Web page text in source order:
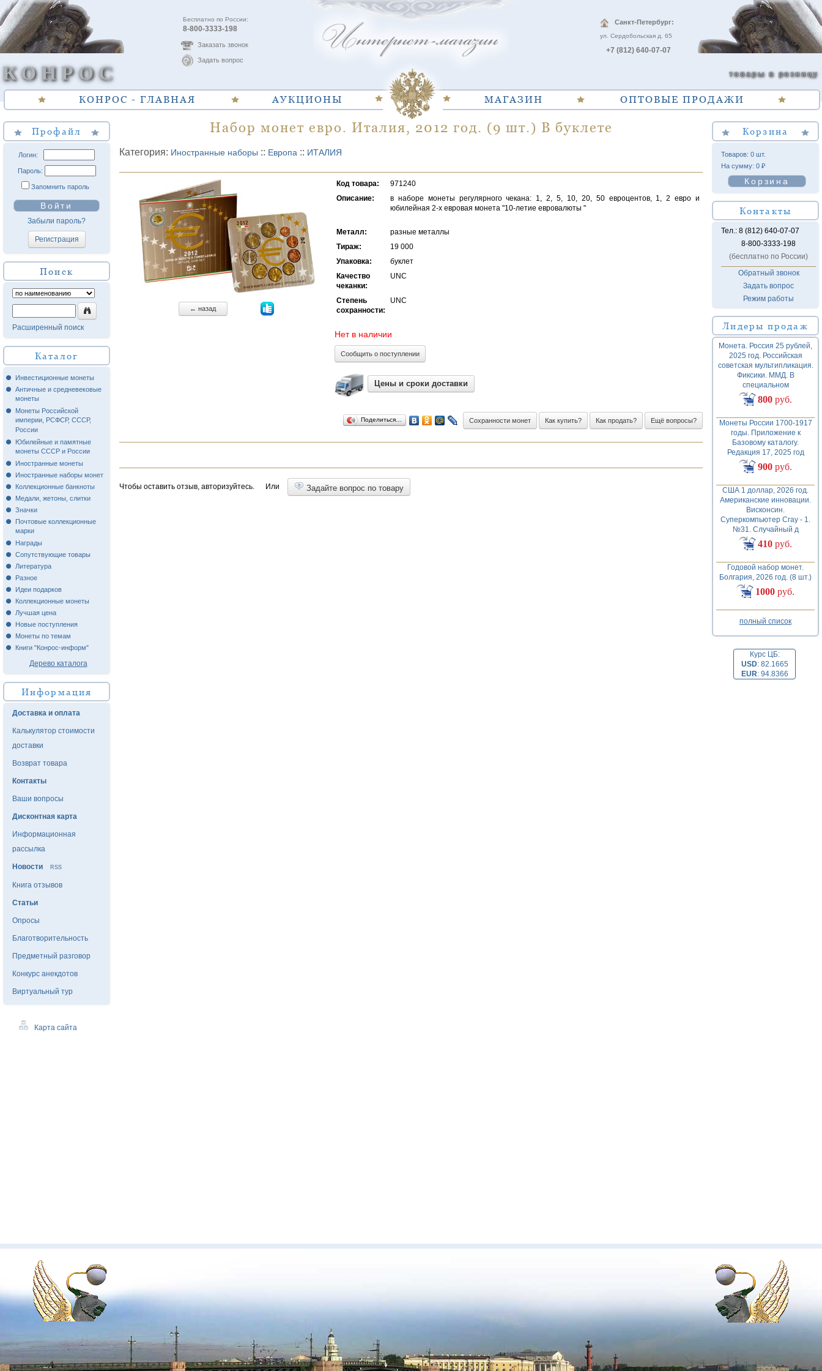
КОНРОС
Бесплатно по России:
8-800-3333-198
Заказать звонок
Задать вопрос
Санкт-Петербург:
ул. Сердобольская д. 65
+7 (812) 640-07-07
товары в розницу
КОНРОС - ГЛАВНАЯ АУКЦИОНЫ МАГАЗИН ОПТОВЫЕ ПРОДАЖИ
Профайл
Логин:
Пароль:
Запомнить пароль
Войти
Забыли пароль?
Регистрация
Поиск
Расширенный поиск
Каталог
Инвестиционные монеты
Античные и средневековые
монеты
Монеты Российской
империи, РСФСР, СССР,
России
Юбилейные и памятные
монеты СССР и России
Иностранные монеты
Иностранные наборы монет
Коллекционные банкноты
Медали, жетоны, слитки
Значки
Почтовые коллекционные
марки
Награды
Сопутствующие товары
Литература
Разное
Идеи подарков
Коллекционные монеты
Лучшая цена
Новые поступления
Монеты по темам
Книги "Конрос-информ"
Дерево каталога
Информация
Доставка и оплата
Калькулятор стоимости
доставки
Возврат товара
Контакты
Ваши вопросы
Дисконтная карта
Информационная
рассылка
Новости RSS
Книга отзывов
Статьи
Опросы
Благотворительность
Предметный разговор
Конкурс анекдотов
Виртуальный тур
Карта сайта
Корзина
Товаров: 0 шт.
На сумму: 0 ₽
Корзина
Контакты
Тел.: 8 (812) 640-07-07
8-800-3333-198
(бесплатно по России)
Обратный звонок
Задать вопрос
Режим работы
Лидеры продаж
Монета. Россия 25 рублей,
2025 год. Российская
советская мультипликация.
Фиксики. ММД. В
специальном
800 руб.
Монеты России 1700-1917
годы. Приложение к
Базовому каталогу.
Редакция 17, 2025 год
900 руб.
США 1 доллар, 2026 год.
Американские инновации.
Висконсин.
Суперкомпьютер Cray - 1.
№31. Случайный д
410 руб.
Годовой набор монет.
Болгария, 2026 год. (8 шт.)
1000 руб.
полный список
Курс ЦБ:
USD: 82.1665
EUR: 94.8366
Набор монет евро. Италия, 2012 год. (9 шт.) В буклете
Категория: Иностранные наборы :: Европа :: ИТАЛИЯ
← назад
Код товара:
971240
Описание:
в наборе монеты регулярного чекана: 1, 2, 5, 10, 20, 50 евроцентов, 1, 2 евро и
юбилейная 2-х евровая монета "10-летие евровалюты "
Металл:
разные металлы
Тираж:
19 000
Упаковка:
буклет
Качество
чеканки:
UNC
Степень
сохранности:
UNC
Нет в наличии
Сообщить о поступлении
Цены и сроки доставки
Поделиться… Сохранности монет Как купить? Как продать? Ещё вопросы?
Чтобы оставить отзыв, авторизуйтесь. Или Задайте вопрос по товару